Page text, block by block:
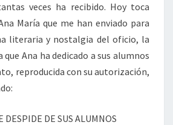
veces ha recibido. Hoy toca
María que me han enviado para
literaria y nostalgia del oficio, la
Ana ha dedicado a sus alumnos
reproducida con su autorización,
DESPIDE DE SUS ALUMNOS